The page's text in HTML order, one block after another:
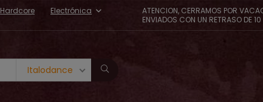
Hardcore
Electrónica
ATENCION, CERRAMOS POR
ENVIADOS CON UN RETRASO DE
Italodance